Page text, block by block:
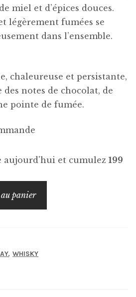
miel et d’épices douces.
légèrement fumées se
dans l’ensemble.
chaleureuse et persistante,
notes de chocolat, de
pointe de fumée.
aujourd'hui et cumulez 199
panier
, WHISKY